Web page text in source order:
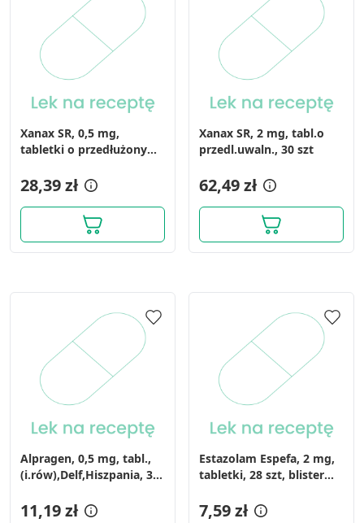
Xanax SR, 0,5 mg,
tabletki o przedłużonym
28,39 zł
Xanax SR, 2 mg, tabl.o
przedl.uwaln., 30 szt
62,49 zł
Alpragen, 0,5 mg, tabl.,
(i.rów),Delf,Hiszpania, 30
11,19 zł
Estazolam Espefa, 2 mg,
tabletki, 28 szt, blister
7,59 zł
Wydajność (Performance)
Reklama / śledzenie